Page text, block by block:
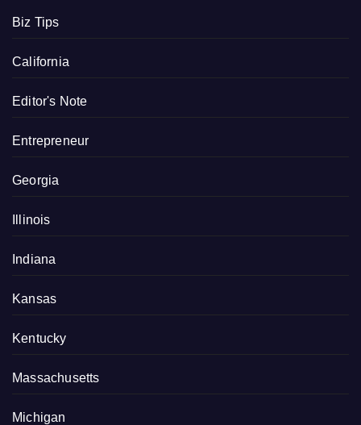
Biz Tips
California
Editor's Note
Entrepreneur
Georgia
Illinois
Indiana
Kansas
Kentucky
Massachusetts
Michigan